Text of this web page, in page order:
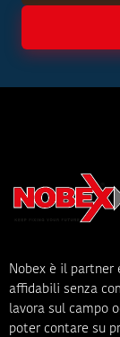
Nobex è il
affidabili senza
lavora sul campo
poter contare su